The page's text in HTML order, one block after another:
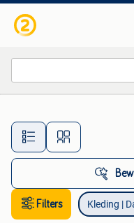
Filters Kleding |